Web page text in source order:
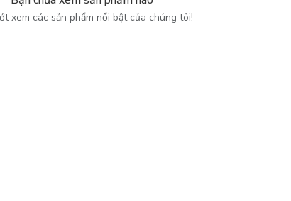
xem các sản phẩm nổi bật của chúng tôi!